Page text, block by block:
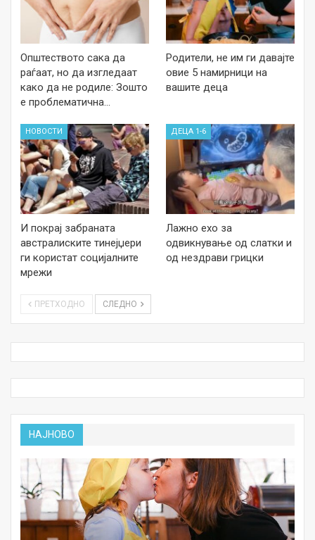
Општеството сака да
раѓаат, но да изгледаат
како да не родиле: Зошто
е проблематична…
Родители, не им ги давајте
овие 5 намирници на
вашите деца
НОВОСТИ
И покрај забраната
австралиските тинејџери
ги користат социјалните
мрежи
ДЕЦА 1-6
Лажно ехо за
одвикнување од слатки и
од нездрави грицки
ПРЕТХОДНО СЛЕДНО
НАЈНОВО